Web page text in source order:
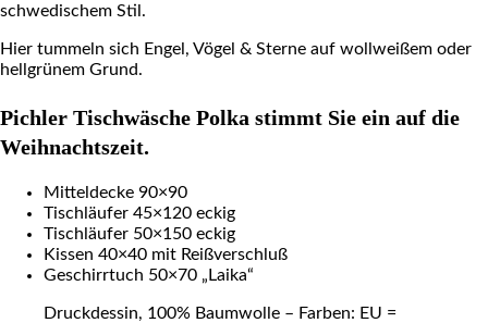
schwedischem Stil.
Hier tummeln sich Engel, Vögel & Sterne auf wollweißem oder
hellgrünem Grund.
Pichler Tischwäsche Polka stimmt Sie ein auf die
Weihnachtszeit.
Mitteldecke 90×90
Tischläufer 45×120 eckig
Tischläufer 50×150 eckig
Kissen 40×40 mit Reißverschluß
Geschirrtuch 50×70 „Laika“
Druckdessin, 100% Baumwolle – Farben: EU =